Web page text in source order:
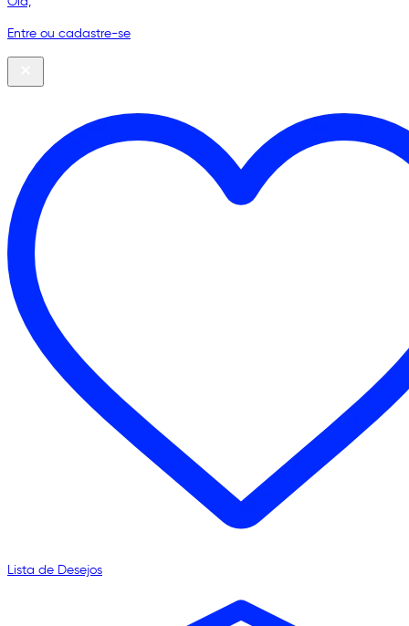
Entre ou cadastre-se
Lista de Desejos